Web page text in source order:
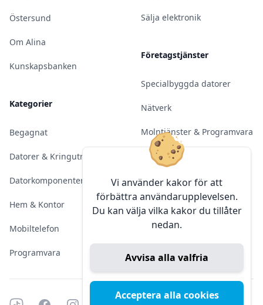
Vi använder kakor för att
förbättra användarupplevelsen.
Du kan välja vilka kakor du tillåter
nedan.
Avvisa alla valfria
Acceptera alla cookies
Östersund
Om Alina
Kunskapsbanken
Kategorier
Begagnat
Datorer & Kringutrustning
Datorkomponenter
Hem & Kontor
Mobiltelefon
Programvara
Sälja elektronik
Företagstjänster
Specialbyggda datorer
Nätverk
Molntjänster & Programvara
Server & Backup
Kameraövervakning
Konferens & Public Display
Sälja elektronik